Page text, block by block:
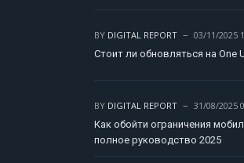
BY DIGITAL REPORT
03/11/2025
Стоит ли обновляться на One
BY DIGITAL REPORT
31/08/2025
Как обойти ограничения
полное руководство 2025